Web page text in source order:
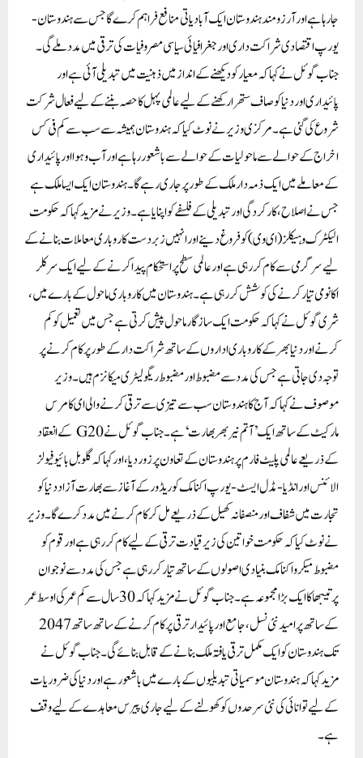
جا رہا ہے اور آرزو مند ہندوستان ایک آبادیاتی منافع فراہم کرے گا جس سے ہندوستان-
یورپ اقتصادی شراکت داری اور جغرافیائی سیاسی مصروفیات کی ترقی میں مدد ملے گی۔
جناب گوئل نے کہا کہ معیار کو دیکھنے کے انداز میں ذہنیت میں تبدیلی آئی ہے اور
پائیداری اور دنیا کو صاف ستھرا رکھنے کے لیے عالمی پہل کا حصہ بننے کے لیے فعال شرکت
شروع کی گئی ہے۔ مرکزی وزیر نے نوٹ کیا کہ ہندوستان ہمیشہ سے سب سے کم فی کس
اخراج کے حوالے سے ماحولیات کے حوالے سے باشعور رہا ہے اور آب و ہوا اور پائیداری
کے معاملے میں ایک ذمہ دار ملک کے طور پر جاری رہے گا۔ہندوستان ایک ایسا ملک ہے
جس نے اصلاح، کارکردگی اور تبدیلی کے فلسفے کو اپنایا ہے ۔ وزیر نے مزید کہا کہ حکومت
الیکٹرک وہیکلز (ای وی) کو فروغ دینے اور انہیں زبردست کاروباری معاملات بنانے کے
لیے سرگرمی سے کام کر رہی ہے اور عالمی سطح پر استحکام پیدا کرنے کے لیے ایک سرکلر
اکانومی تیار کرنے کی کوشش کر رہی ہے۔ہندوستان میں کاروباری ماحول کے بارے میں،
شری گوئل نے کہا کہ حکومت ایک سازگار ماحول پیش کرتی ہے جس میں تعمیل کو کم
کرنے اور دنیا بھر کے کاروباری اداروں کے ساتھ شراکت دار کے طور پر کام کرنے پر
توجہ دی جاتی ہے جس کی مدد سے مضبوط اور مضبوط ریگولیٹری میکانزم ہیں۔ وزیر
موصوف نے کہا کہ آج کا ہندوستان سب سے تیزی سے ترقی کرنے والی ای کامرس
مارکیٹ کے ساتھ ایک ’آتم نیر بھر بھارت‘ ہے۔جناب گوئل نے G20 کے انعقاد
کے ذریعے عالمی پلیٹ فارم پر ہندوستان کے تعاون پر زور دیا، اور کہا کہ گلوبل بائیو فیولز
الائنس اور انڈیا-مڈل ایسٹ-یورپ اکنامک کوریڈور کے آغاز سے بھارت آزاد دنیا کو
تجارت میں شفاف اور منصفانہ کھیل کے ذریعے مل کر کام کرنے میں مدد کرے گا۔ وزیر
نے نوٹ کیا کہ حکومت خواتین کی زیر قیادت ترقی کے لیے کام کر رہی ہے اور قوم کو
مضبوط میکرو اکنامک بنیادی اصولوں کے ساتھ تیار کر رہی ہے جس کی مدد سے نوجوان
پرتیبھا کا ایک بڑا مجموعہ ہے۔ جناب گوئل نے مزید کہا کہ 30 سال سے کم عمر کی اوسط عمر
کے ساتھ پرامید نئی نسل، جامع اور پائیدار ترقی پر کام کرنے کے ساتھ ساتھ 2047
تک ہندوستان کو ایک مکمل ترقی یافتہ ملک بنانے کے قابل بنائے گی۔جناب گوئل نے
مزید کہا کہ ہندوستان موسمیاتی تبدیلیوں کے بارے میں باشعور ہے اور دنیا کی ضروریات
کے لیے توانائی کی نئی سرحدوں کو کھولنے کے لیے جاری پیرس معاہدے کے لیے وقف
ہے۔